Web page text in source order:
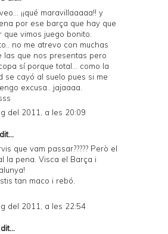
¡¡qué maravillaaaaa!! y
por ese barça que hay que
que vimos juego bonito.
no me atrevo con muchas
las que nos presentas pero
sí porque total... como la
se cayó al suelo pues si me
excusa.. jajaaaa.
del 2011, a les 20:09
que vam passar????? Però el
la pena. Visca el Barça i
tan maco i rebó.
del 2011, a les 22:54